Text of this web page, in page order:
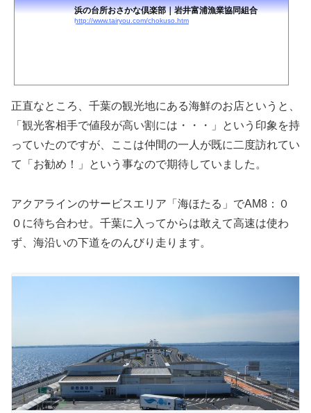
浜の台所おさかな倶楽部｜岩井富浦漁業協同組合
http://www.tairyou.com/chokuso.htm
正直なところ、千葉の観光地にある海鮮のお店というと、
「観光客相手で値段が高い割には・・・」という印象を持
っていたのですが、ここは仲間の一人が既に二度訪れてい
て「お勧め！」という事なので期待していました。
アクアラインのサービスエリア「海ほたる」でAM8：０
０に待ち合わせ。千葉に入ってからは敢えて高速は使わ
ず、海沿いの下道をのんびり走ります。